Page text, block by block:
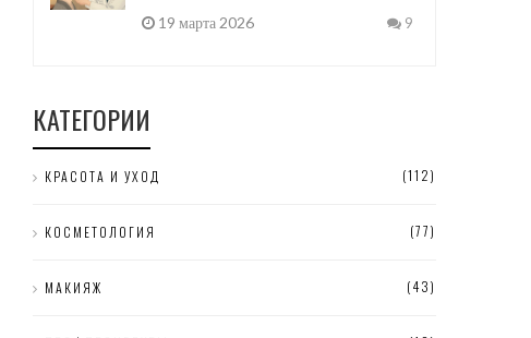
19 марта 2026 9
КАТЕГОРИИ
КРАСОТА И УХОД (112)
КОСМЕТОЛОГИЯ (77)
МАКИЯЖ (43)